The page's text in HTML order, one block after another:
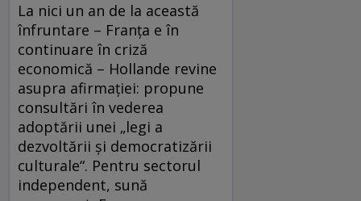
La nici un an de la această
înfruntare – Franţa e în
continuare în criză
economică – Hollande revine
asupra afirmaţiei: propune
consultări în vederea
adoptării unei „legi a
dezvoltării şi democratizării
culturale“. Pentru sectorul
independent, sună